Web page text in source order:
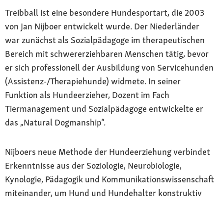
Treibball ist eine besondere Hundesportart, die 2003
von Jan Nijboer entwickelt wurde. Der Niederländer
war zunächst als Sozialpädagoge im therapeutischen
Bereich mit schwererziehbaren Menschen tätig, bevor
er sich professionell der Ausbildung von Servicehunden
(Assistenz-/Therapiehunde) widmete. In seiner
Funktion als Hundeerzieher, Dozent im Fach
Tiermanagement und Sozialpädagoge entwickelte er
das „Natural Dogmanship“.
Nijboers neue Methode der Hundeerziehung verbindet
Erkenntnisse aus der Soziologie, Neurobiologie,
Kynologie, Pädagogik und Kommunikationswissenschaft
miteinander, um Hund und Hundehalter konstruktiv